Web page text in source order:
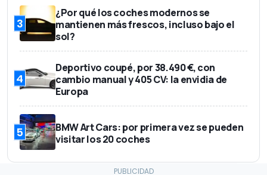
3
¿Por qué los coches modernos se
mantienen más frescos, incluso bajo el
sol?
4
Deportivo coupé, por 38.490 €, con
cambio manual y 405 CV: la envidia de
Europa
5
BMW Art Cars: por primera vez se pueden
visitar los 20 coches